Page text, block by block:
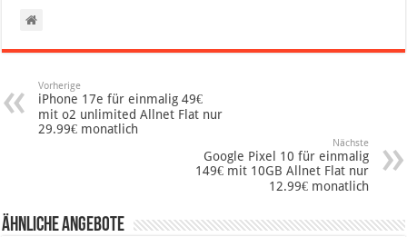
Vorherige
iPhone 17e für einmalig 49€
mit o2 unlimited Allnet Flat nur
29.99€ monatlich
Nächste
Google Pixel 10 für einmalig
149€ mit 10GB Allnet Flat nur
12.99€ monatlich
Ähnliche Angebote